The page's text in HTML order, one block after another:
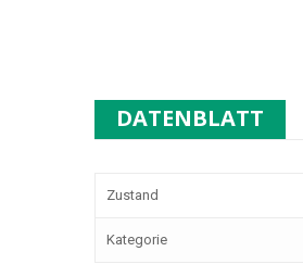
DATENBLATT
Zustand
Kategorie